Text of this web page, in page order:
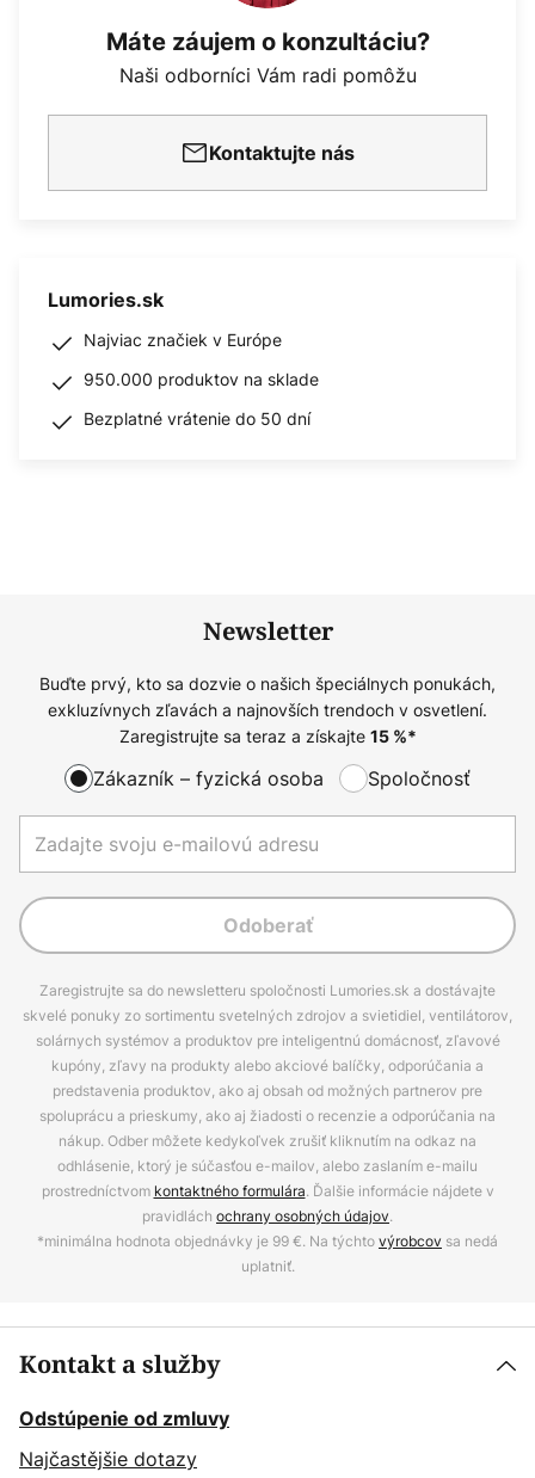
Máte záujem o konzultáciu?
Naši odborníci Vám radi pomôžu
Kontaktujte nás
Lumories.sk
Najviac značiek v Európe
950.000 produktov na sklade
Bezplatné vrátenie do 50 dní
Newsletter
Buďte prvý, kto sa dozvie o našich špeciálnych ponukách,
exkluzívnych zľavách a najnovších trendoch v osvetlení.
Zaregistrujte sa teraz a získajte 15%*
Zákazník – fyzická osoba Spoločnosť
Odoberať
Zaregistrujte sa do newsletteru spoločnosti Lumories.sk a dostávajte
skvelé ponuky zo sortimentu svetelných zdrojov a svietidiel, ventilátorov,
solárnych systémov a produktov pre inteligentnú domácnosť, zľavové
kupóny, zľavy na produkty alebo akciové balíčky, odporúčania a
predstavenia produktov, ako aj obsah od možných partnerov pre
spoluprácu a prieskumy, ako aj žiadosti o recenzie a odporúčania na
nákup. Odber môžete kedykoľvek zrušiť kliknutím na odkaz na
odhlásenie, ktorý je súčasťou e-mailov, alebo zaslaním e-mailu
prostredníctvom kontaktného formulára. Ďalšie informácie nájdete v
pravidlách ochrany osobných údajov.
*minimálna hodnota objednávky je 99 €. Na týchtovýrobcov sa nedá
uplatniť.
Kontakt a služby
Odstúpenie od zmluvy
Najčastějšie dotazy